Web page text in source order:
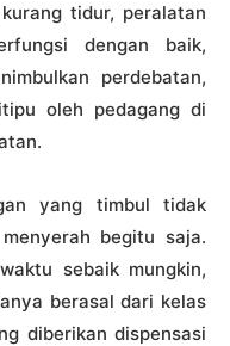
tidur, peralatan
dengan baik,
perdebatan,
oleh pedagang di
yang timbul tidak
begitu saja.
sebaik mungkin,
berasal dari kelas
diberikan dispensasi